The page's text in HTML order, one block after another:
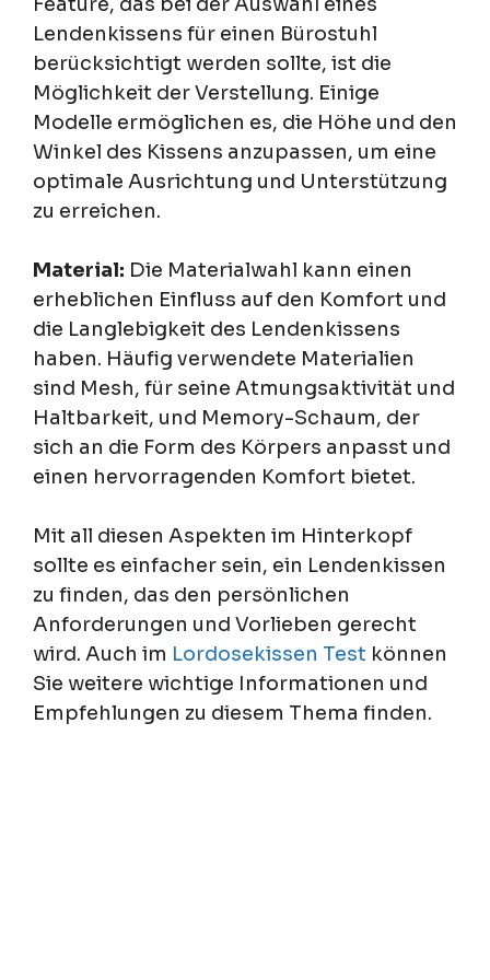
Lendenkissens für einen Bürostuhl
berücksichtigt werden sollte, ist die
Möglichkeit der Verstellung. Einige
Modelle ermöglichen es, die Höhe und den
Winkel des Kissens anzupassen, um eine
optimale Ausrichtung und Unterstützung
zu erreichen.
Material: Die Materialwahl kann einen
erheblichen Einfluss auf den Komfort und
die Langlebigkeit des Lendenkissens
haben. Häufig verwendete Materialien
sind Mesh, für seine Atmungsaktivität und
Haltbarkeit, und Memory-Schaum, der
sich an die Form des Körpers anpasst und
einen hervorragenden Komfort bietet.
Mit all diesen Aspekten im Hinterkopf
sollte es einfacher sein, ein Lendenkissen
zu finden, das den persönlichen
Anforderungen und Vorlieben gerecht
wird. Auch im Lordosekissen Test können
Sie weitere wichtige Informationen und
Empfehlungen zu diesem Thema finden.